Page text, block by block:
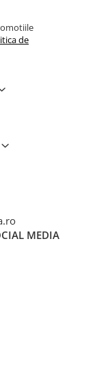
de
MEDIA